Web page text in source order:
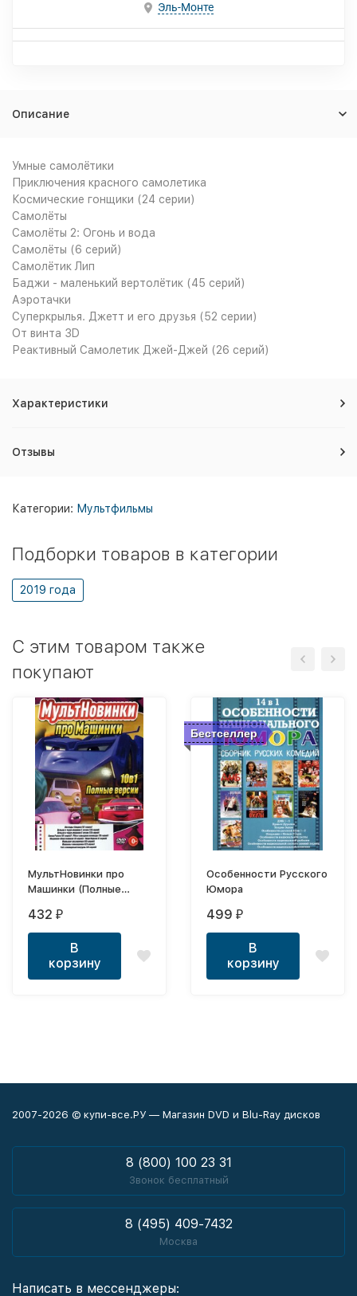
Эль-Монте
Описание
Умные самолётики
Приключения красного самолетика
Космические гонщики (24 серии)
Самолёты
Самолёты 2: Огонь и вода
Самолёты (6 серий)
Самолётик Лип
Баджи - маленький вертолётик (45 серий)
Аэротачки
Суперкрылья. Джетт и его друзья (52 серии)
От винта 3D
Реактивный Самолетик Джей-Джей (26 серий)
Характеристики
Отзывы
Категории: Мультфильмы
Подборки товаров в категории
2019 года
C этим товаром также
покупают
МультНовинки про
Машинки (Полные
432 ₽
В
корзину
Бестселлер
Особенности Русского
Юмора
499 ₽
В
корзину
2007-2026 © купи-все.РУ — Магазин DVD и Blu-Ray дисков
8 (800) 100 23 31
Звонок бесплатный
8 (495) 409-7432
Москва
Написать в мессенджеры: